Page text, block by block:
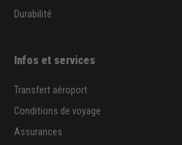
Durabilité
Infos et services
Transfert aéroport
Conditions de voyage
Assurances